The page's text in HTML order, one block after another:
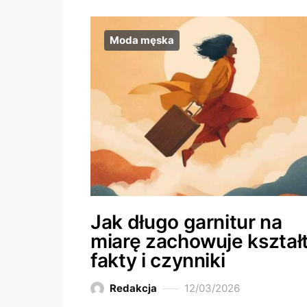
Moda męska
Jak długo garnitur na
miarę zachowuje
fakty i czynniki
Redakcja 12/03/2026